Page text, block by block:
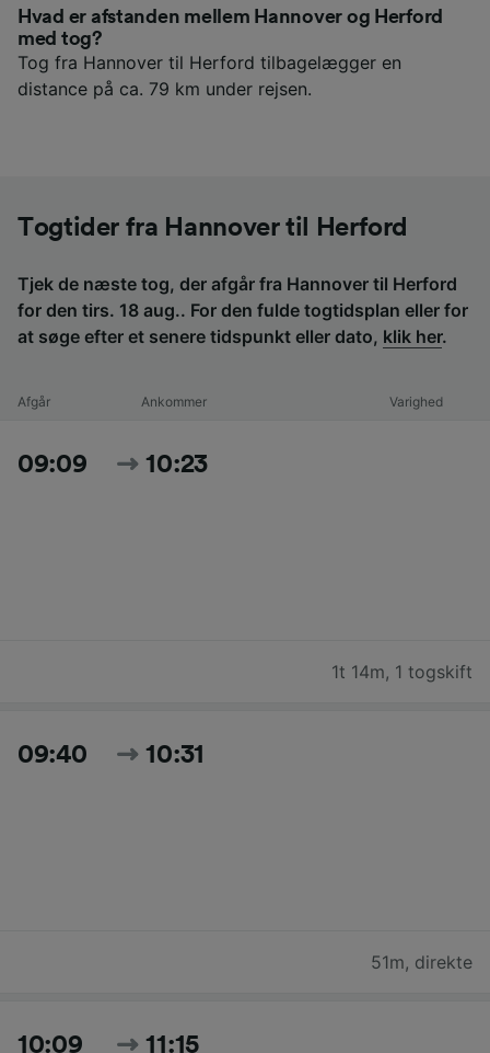
Hvad er afstanden mellem Hannover og Herford
med tog?
Tog fra Hannover til Herford tilbagelægger en
distance på ca. 79 km under rejsen.
Togtider fra Hannover til Herford
Tjek de næste tog, der afgår fra Hannover til Herford
for den tirs. 18 aug.. For den fulde togtidsplan eller for
at søge efter et senere tidspunkt eller dato, klik her.
Afgår Ankommer Varighed
09:09 10:23
1t 14m, 1 togskift
09:40 10:31
51m, direkte
10:09 11:15